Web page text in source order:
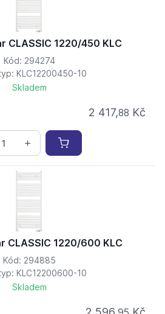
CLASSIC 1220/450 KLC
Kód: 294274
KLC12200450-10
Skladem
2 417,88 Kč
CLASSIC 1220/600 KLC
Kód: 294885
KLC12200600-10
Skladem